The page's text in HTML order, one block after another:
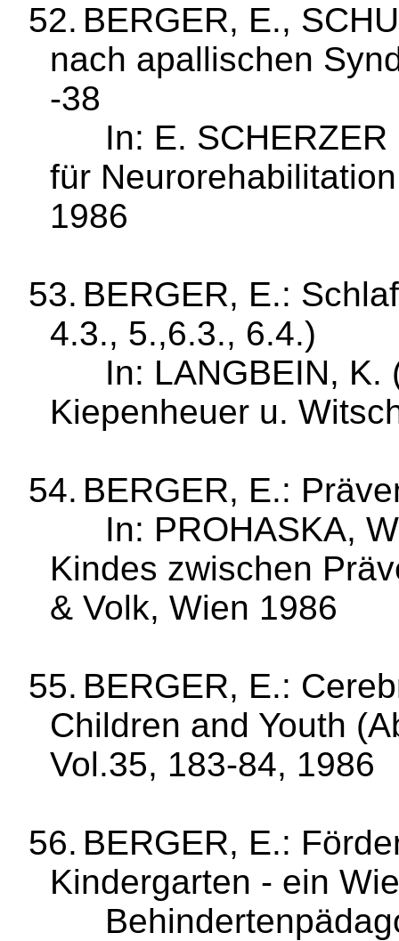
52. BERGER, E.,
nach apalli­schen
‑38
In: E. SCHERZER
für
1986
53. BERGER, E.:
4.3., 5.,6.3., 6.4.)
In: LANGBEIN, K.
Kiepenheuer u.
54. BERGER, E.:
In: PROHASKA,
Kindes zwischen
& Volk, Wien 1986
55. BERGER, E.:
Children and Youth
Vol.35, 183-84, 1986
56. BERGER, E.:
Kinder­garten ‑ ein